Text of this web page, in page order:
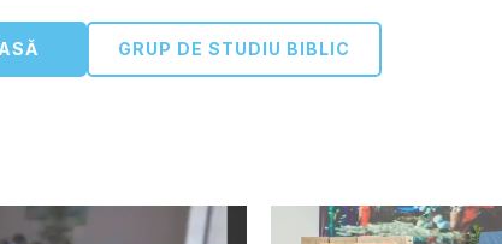
GRUP DE STUDIU BIBLIC